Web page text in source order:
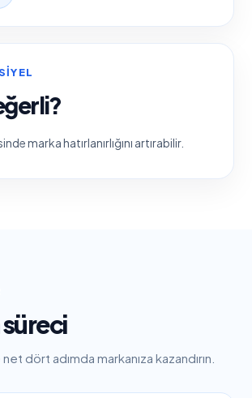
marka hatırlanırlığını artırabilir.
süreci
dört adımda markanıza kazandırın.